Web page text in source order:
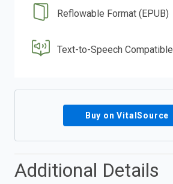
Reflowable Format (EPUB)
Text-to-Speech Compatible
Buy on VitalSource
Additional Details